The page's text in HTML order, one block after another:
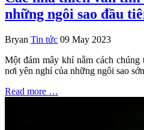
những ngôi sao đầu
Bryan Tin tức 09 May 2023
Một đám mây khí nằm cách chúng
nơi yên nghỉ của những ngôi sao
Read more …